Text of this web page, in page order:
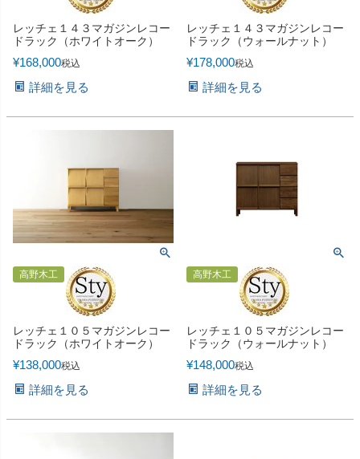
レッチェ１４３マガジンレコー
ドラック（ホワイトオーク）
¥168,000税込
詳細を見る
レッチェ１４３マガジンレコー
ドラック（ウォールナット）
¥178,000税込
詳細を見る
高野木工
レッチェ１０５マガジンレコー
ドラック（ホワイトオーク）
¥138,000税込
詳細を見る
高野木工
レッチェ１０５マガジンレコー
ドラック（ウォールナット）
¥148,000税込
詳細を見る